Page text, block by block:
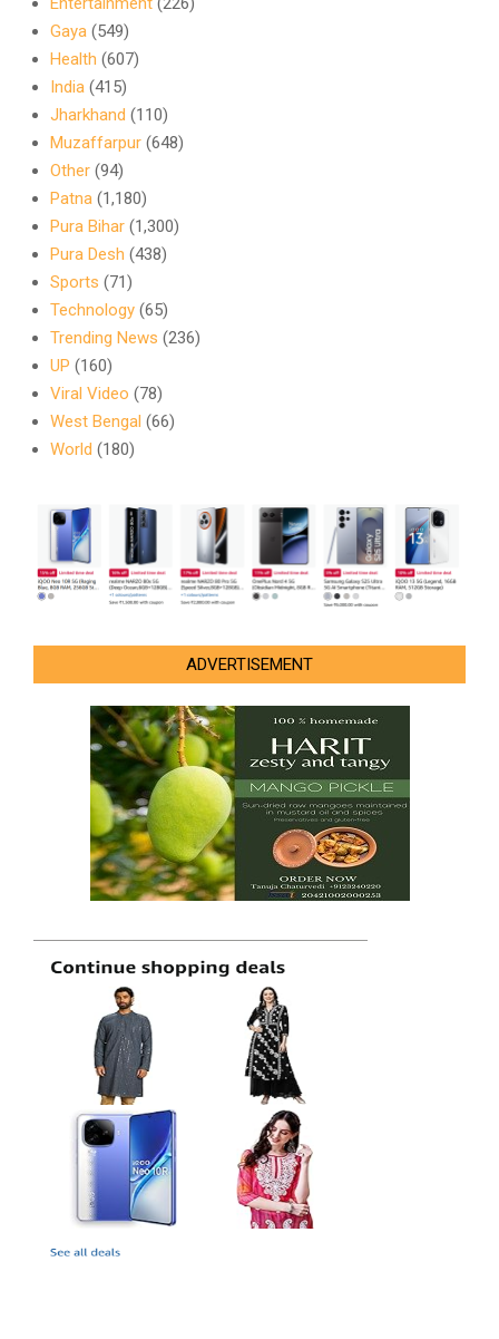
Gaya (549)
Health (607)
India (415)
Jharkhand (110)
Muzaffarpur (648)
Other (94)
Patna (1,180)
Pura Bihar (1,300)
Pura Desh (438)
Sports (71)
Technology (65)
Trending News (236)
UP (160)
Viral Video (78)
West Bengal (66)
World (180)
ADVERTISEMENT